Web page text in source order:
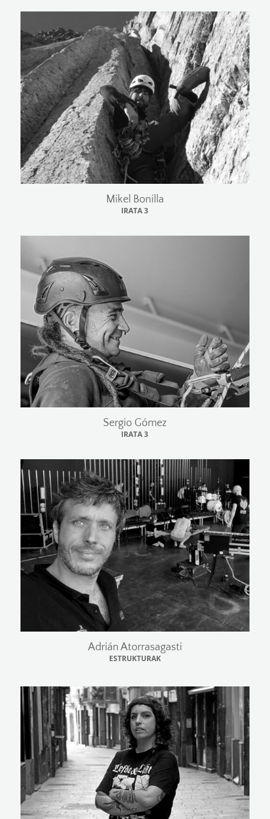
Mikel Bonilla
IRATA 3
Sergio Gómez
IRATA 3
Adrián Atorrasagasti
ESTRUKTURAK